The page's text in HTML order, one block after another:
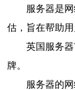
服务器是
估，旨在帮助
英国服务
牌。
服务器的